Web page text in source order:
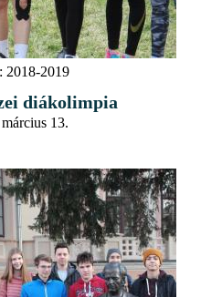
2018-2019
diákolimpia
13.